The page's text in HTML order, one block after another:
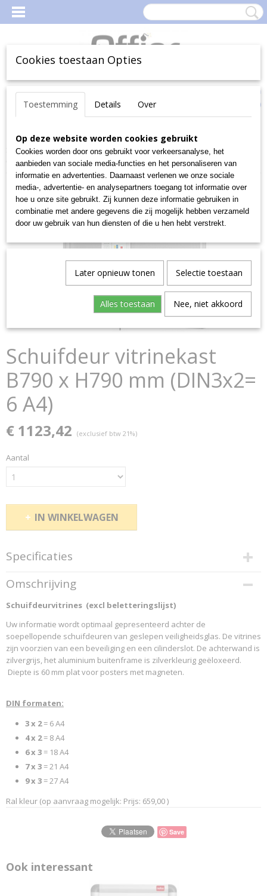
Inloggen Registreren
Uw Winkelwagen
(0)
Home >Presentatiemiddelen>Signalisatie>Vitrines &
Stoepborden>Schuifdeur vitrinekast B790 x H790 mm (DIN3x2=
6 A4)
Schuifdeur vitrinekast
B790 x H790 mm (DIN3x2=
6 A4)
€ 1123,42 (exclusief btw 21%)
Aantal
IN WINKELWAGEN
Specificaties
Productcode
74610
Productcode leverancier
Omschrijving
Schuifdeurvitrines (excl beletteringslijst)
Uw informatie wordt optimaal gepresenteerd achter de
soepellopende schuifdeuren van geslepen veiligheidsglas. De vitrines
zijn voorzien van een beveiliging en een cilinderslot. De achterwand is
zilvergrijs, het aluminium buitenframe is zilverkleurig geëloxeerd.
Diepte is 60 mm plat voor posters met magneten.
DIN formaten:
3 x 2= 6 A4
4 x 2= 8 A4
6 x 3= 18 A4
7 x 3= 21 A4
9 x 3= 27 A4
Ral kleur (op aanvraag mogelijk: Prijs: 659,00 )
Save
Ook interessant
Cookies toestaan Opties
Toestemming Details Over
Op deze website worden cookies gebruikt
Cookies worden door ons gebruikt voor verkeersanalyse, het
aanbieden van sociale media-functies en het personaliseren van
informatie en advertenties. Daarnaast verlenen we onze sociale
media-, advertentie- en analysepartners toegang tot informatie over
hoe u onze site gebruikt. Zij kunnen deze informatie gebruiken in
combinatie met andere gegevens die zij mogelijk hebben verzameld
door uw gebruik van hun diensten of die u hen hebt verstrekt.
Later opnieuw tonen Selectie toestaan
Alles toestaan Nee, niet akkoord